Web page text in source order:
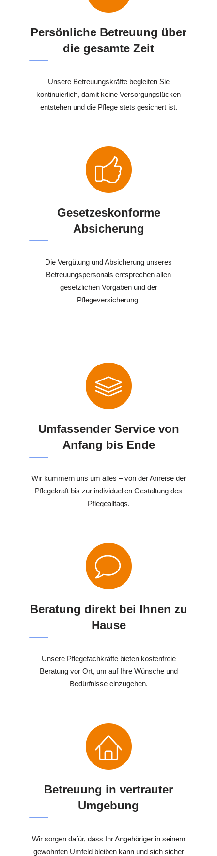
Persönliche Betreuung über
die gesamte Zeit
Unsere Betreuungskräfte begleiten Sie
kontinuierlich, damit keine Versorgungslücken
entstehen und die Pflege stets gesichert ist.
Gesetzeskonforme
Absicherung
Die Vergütung und Absicherung unseres
Betreuungspersonals entsprechen allen
gesetzlichen Vorgaben und der
Pflegeversicherung.
Umfassender Service von
Anfang bis Ende
Wir kümmern uns um alles – von der Anreise der
Pflegekraft bis zur individuellen Gestaltung des
Pflegealltags.
Beratung direkt bei Ihnen zu
Hause
Unsere Pflegefachkräfte bieten kostenfreie
Beratung vor Ort, um auf Ihre Wünsche und
Bedürfnisse einzugehen.
Betreuung in vertrauter
Umgebung
Wir sorgen dafür, dass Ihr Angehöriger in seinem
gewohnten Umfeld bleiben kann und sich sicher